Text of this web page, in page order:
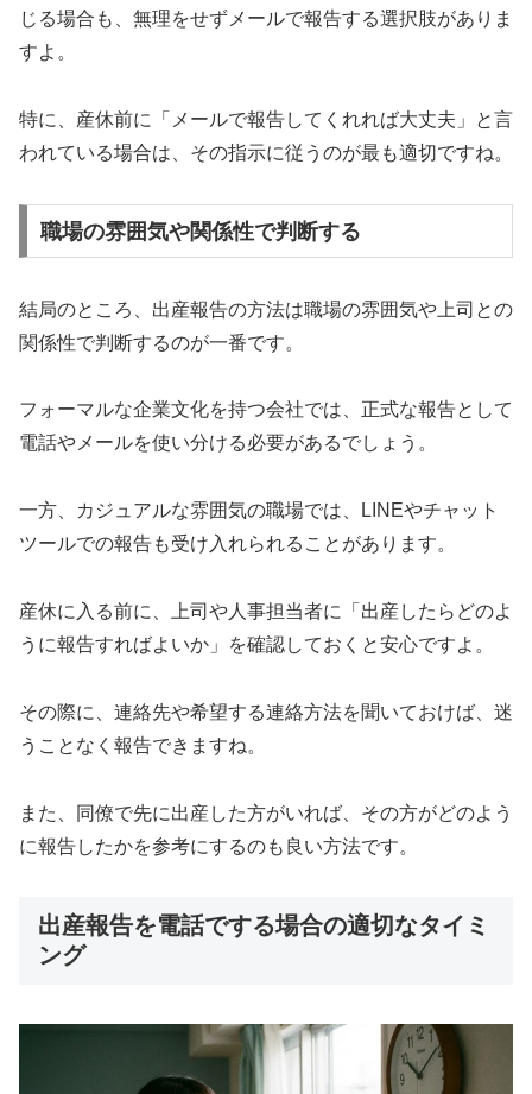
じる場合も、無理をせずメールで報告する選択肢がありま
すよ。
特に、産休前に「メールで報告してくれれば大丈夫」と言
われている場合は、その指示に従うのが最も適切ですね。
職場の雰囲気や関係性で判断する
結局のところ、出産報告の方法は職場の雰囲気や上司との
関係性で判断するのが一番です。
フォーマルな企業文化を持つ会社では、正式な報告として
電話やメールを使い分ける必要があるでしょう。
一方、カジュアルな雰囲気の職場では、LINEやチャット
ツールでの報告も受け入れられることがあります。
産休に入る前に、上司や人事担当者に「出産したらどのよ
うに報告すればよいか」を確認しておくと安心ですよ。
その際に、連絡先や希望する連絡方法を聞いておけば、迷
うことなく報告できますね。
また、同僚で先に出産した方がいれば、その方がどのよう
に報告したかを参考にするのも良い方法です。
出産報告を電話でする場合の適切なタイミ
ング